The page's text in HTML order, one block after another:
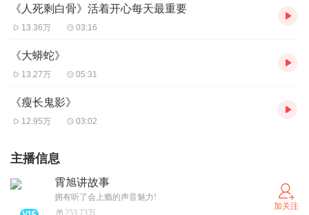
《人死剩白骨》活着开心每天最重要
13.36万 03:16
《大蟒蛇》
13.27万 05:31
《瘦长鬼影》
12.95万 03:02
主播信息
霄旭讲故事
拥有听了会上瘾的声音魅力!
加关注